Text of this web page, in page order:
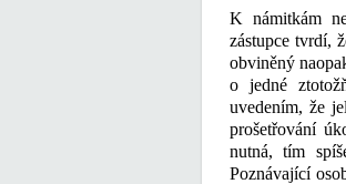
K námitkám
zástupce tvrdí,
obviněný
o jedné
uvedením, že
prošetřování
nutná, tím
Poznávající